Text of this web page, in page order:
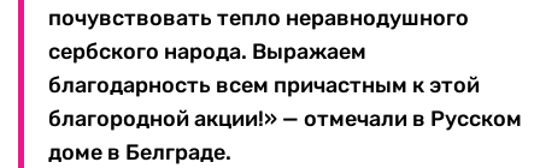
почувствовать тепло неравнодушного
сербского народа. Выражаем
благодарность всем причастным к этой
благородной акции!» — отмечали в Русском
доме в Белграде.